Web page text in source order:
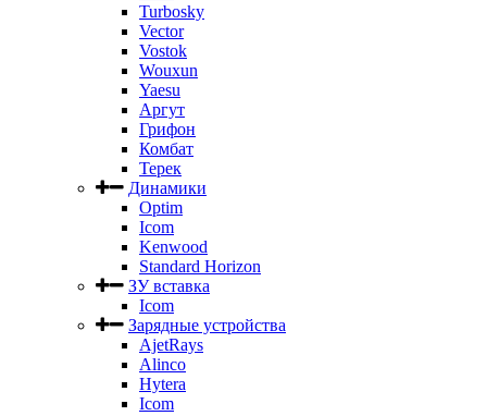
Turbosky
Vector
Vostok
Wouxun
Yaesu
Аргут
Грифон
Комбат
Терек
Динамики
Optim
Icom
Kenwood
Standard Horizon
ЗУ вставка
Icom
Зарядные устройства
AjetRays
Alinco
Hytera
Icom